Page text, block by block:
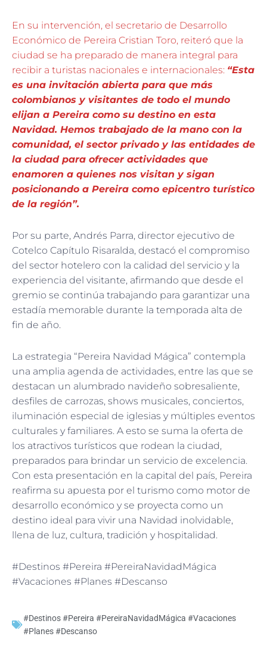
En su intervención, el secretario de Desarrollo
Económico de Pereira Cristian Toro, reiteró que la
ciudad se ha preparado de manera integral para
recibir a turistas nacionales e internacionales: “Esta
es una invitación abierta para que más
colombianos y visitantes de todo el mundo
elijan a Pereira como su destino en esta
Navidad. Hemos trabajado de la mano con la
comunidad, el sector privado y las entidades de
la ciudad para ofrecer actividades que
enamoren a quienes nos visitan y sigan
posicionando a Pereira como epicentro turístico
de la región”.
Por su parte, Andrés Parra, director ejecutivo de
Cotelco Capítulo Risaralda, destacó el compromiso
del sector hotelero con la calidad del servicio y la
experiencia del visitante, afirmando que desde el
gremio se continúa trabajando para garantizar una
estadía memorable durante la temporada alta de
fin de año.
La estrategia “Pereira Navidad Mágica” contempla
una amplia agenda de actividades, entre las que se
destacan un alumbrado navideño sobresaliente,
desfiles de carrozas, shows musicales, conciertos,
iluminación especial de iglesias y múltiples eventos
culturales y familiares. A esto se suma la oferta de
los atractivos turísticos que rodean la ciudad,
preparados para brindar un servicio de excelencia.
Con esta presentación en la capital del país, Pereira
reafirma su apuesta por el turismo como motor de
desarrollo económico y se proyecta como un
destino ideal para vivir una Navidad inolvidable,
llena de luz, cultura, tradición y hospitalidad.
#Destinos #Pereira #PereiraNavidadMágica
#Vacaciones #Planes #Descanso
#Destinos #Pereira #PereiraNavidadMágica #Vacaciones
#Planes #Descanso